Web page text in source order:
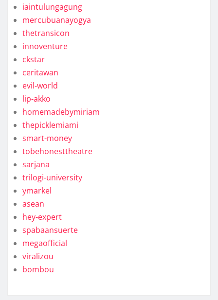
iaintulungagung
mercubuanayogya
thetransicon
innoventure
ckstar
ceritawan
evil-world
lip-akko
homemadebymiriam
thepicklemiami
smart-money
tobehonesttheatre
sarjana
trilogi-university
ymarkel
asean
hey-expert
spabaansuerte
megaofficial
viralizou
bombou